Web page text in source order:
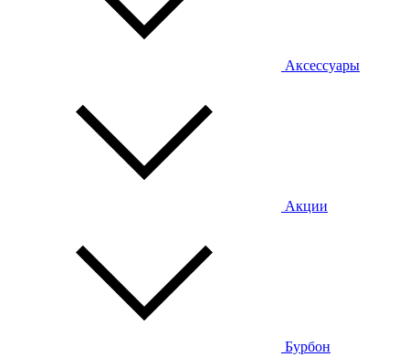
Аксессуары
Акции
Бурбон